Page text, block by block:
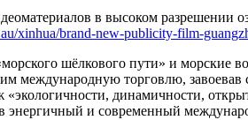
в высоком разрешении
xinhua/brand-new-publicity-film-
шёлкового пути» и морские
международную торговлю, завоевав
динамичности,
энергичный и современный